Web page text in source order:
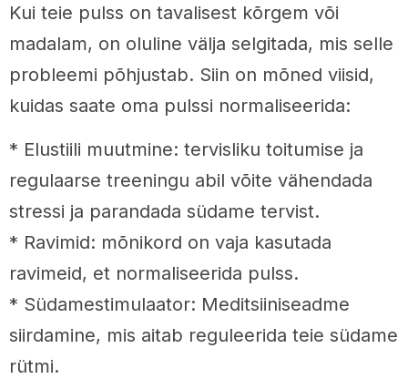
Kui teie pulss on tavalisest kõrgem või
madalam, on oluline välja selgitada, mis selle
probleemi põhjustab. Siin on mõned viisid,
kuidas saate oma pulssi normaliseerida:
* Elustiili muutmine: tervisliku toitumise ja
regulaarse treeningu abil võite vähendada
stressi ja parandada südame tervist.
* Ravimid: mõnikord on vaja kasutada
ravimeid, et normaliseerida pulss.
* Südamestimulaator: Meditsiiniseadme
siirdamine, mis aitab reguleerida teie südame
rütmi.